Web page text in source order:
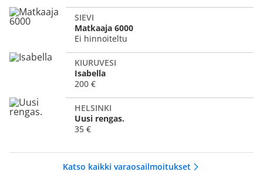
SIEVI
Matkaaja 6000
Ei hinnoiteltu
KIURUVESI
Isabella
200 €
HELSINKI
Uusi rengas.
35 €
Katso kaikki varaosailmoitukset